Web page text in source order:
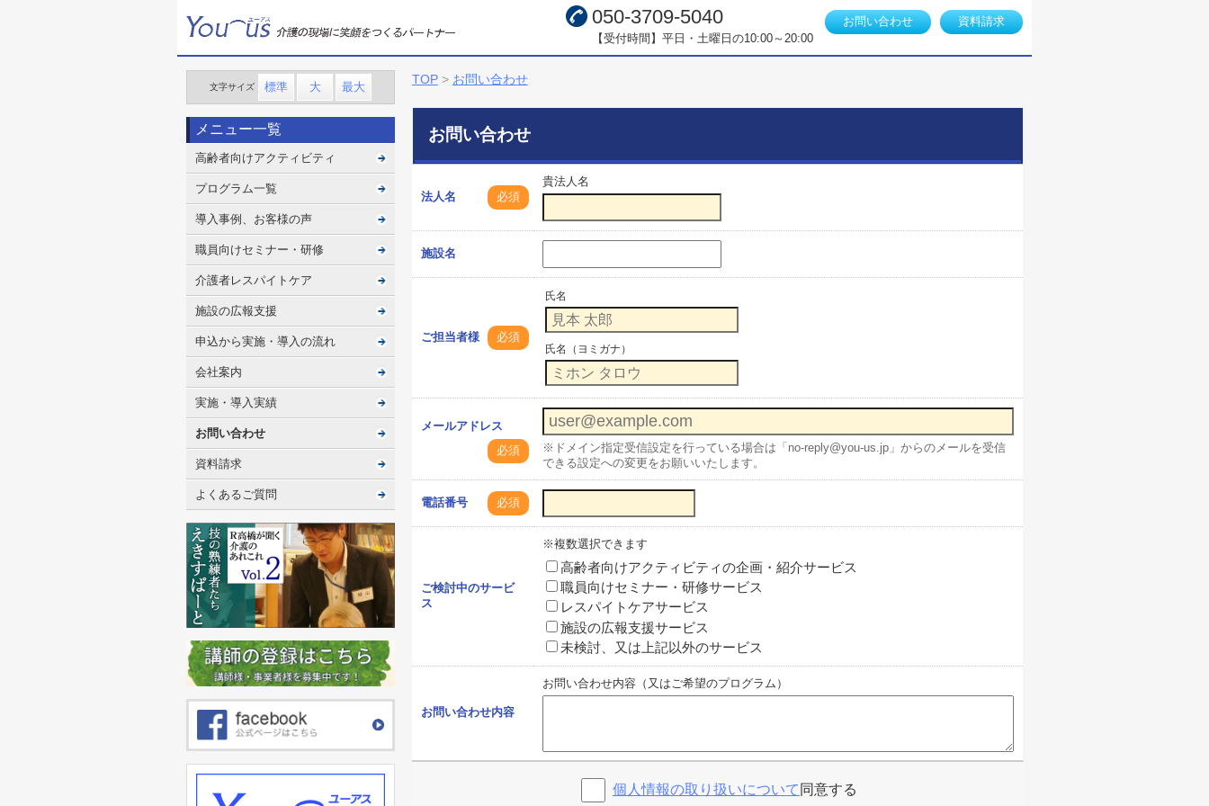
050-3709-5040
【受付時間】平日・土曜日の10:00～20:00
お問い合わせ 資料請求
TOP > お問い合わせ
お問い合わせ
法人名 必須
貴法人名
施設名
ご担当者様 必須
氏名
氏名（ヨミガナ）
メールアドレス
必須
※ドメイン指定受信設定を行っている場合は「no-reply@you-us.jp」からのメールを受信
できる設定への変更をお願いいたします。
電話番号 必須
ご検討中のサービ
ス
※複数選択できます
高齢者向けアクティビティの企画・紹介サービス
職員向けセミナー・研修サービス
レスパイトケアサービス
施設の広報支援サービス
未検討、又は上記以外のサービス
お問い合わせ内容
お問い合わせ内容（又はご希望のプログラム）
個人情報の取り扱いについて 同意する
文字サイズ 標準 大 最大
メニュー一覧
高齢者向けアクティビティ
プログラム一覧
導入事例、お客様の声
職員向けセミナー・研修
介護者レスパイトケア
施設の広報支援
申込から実施・導入の流れ
会社案内
実施・導入実績
お問い合わせ
資料請求
よくあるご質問